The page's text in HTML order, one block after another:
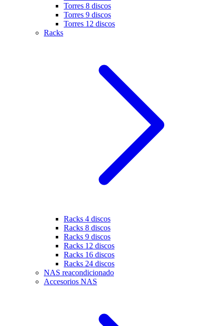
Torres 8 discos
Torres 9 discos
Torres 12 discos
Racks
Racks 4 discos
Racks 8 discos
Racks 9 discos
Racks 12 discos
Racks 16 discos
Racks 24 discos
NAS reacondicionado
Accesorios NAS